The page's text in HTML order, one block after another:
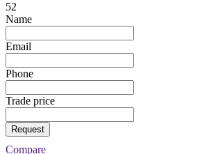
52
Name
Email
Phone
Trade price
Request
Compare